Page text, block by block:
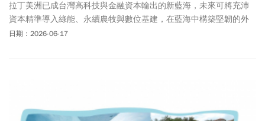
拉丁美洲已成台灣高科技與金融資本輸出的新藍海，未來可將充沛
資本精準導入綠能、永續農牧與數位基建，在藍海中構築堅韌的外
交防線。
日期：2026-06-17